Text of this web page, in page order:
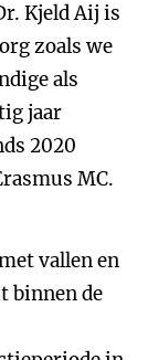
Kjeld Aij is
zoals we
als
jaar
2020
MC.
vallen en
binnen de